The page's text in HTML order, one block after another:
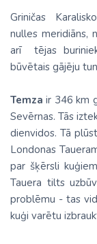
Griničas
nulles meridiāns,
arī tējas
būvētais gājēju
Temzair 346 km
Sevērnas. Tās
dienvidos. Tā
Londonas
par šķērsli
Tauera tilts
problēmu - tas
kuģi varētu